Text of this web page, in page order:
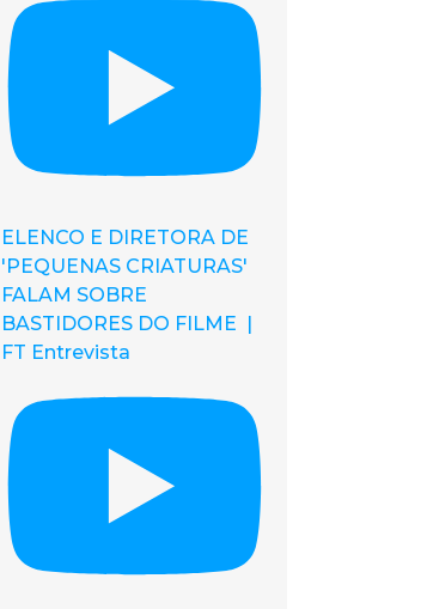
ELENCO E DIRETORA DE
'PEQUENAS CRIATURAS'
FALAM SOBRE
BASTIDORES DO FILME |
FT Entrevista